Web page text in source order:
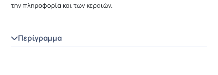
την πληροφορία και των κεραιών.
Περίγραμμα